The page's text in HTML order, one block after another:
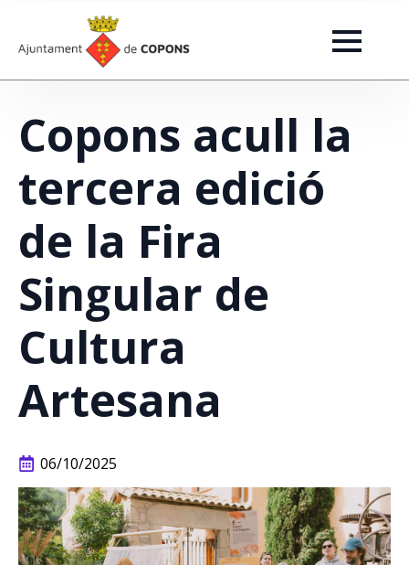
Copons acull la
tercera edició
de la Fira
Singular de
Cultura
Artesana
06/10/2025